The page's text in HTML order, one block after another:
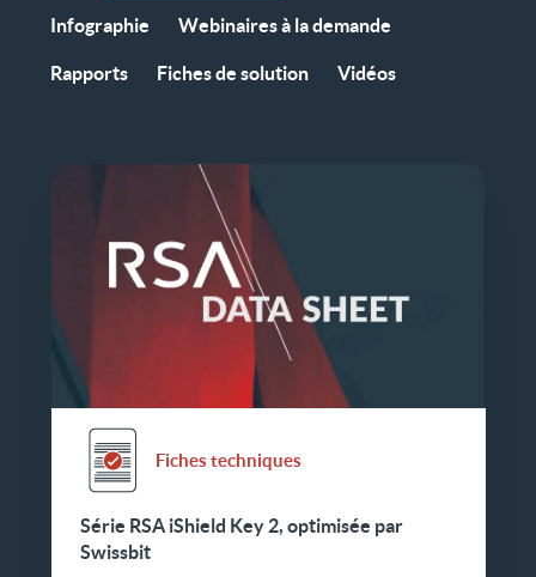
Infographie Webinaires à la demande
Rapports Fiches de solution Vidéos
Fiches techniques
Série RSA iShield Key 2, optimisée par
Swissbit